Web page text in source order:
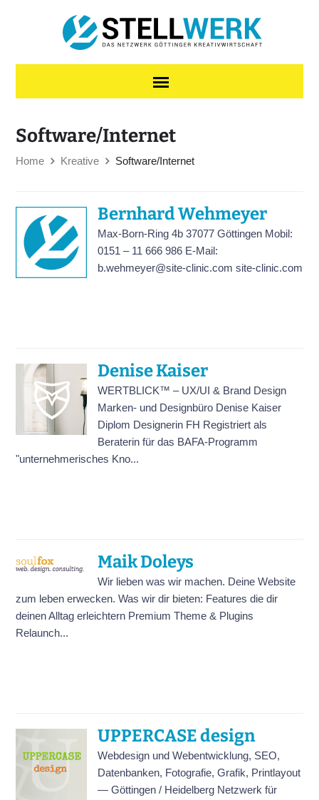
Software/Internet
Home Kreative Software/Internet
Bernhard Wehmeyer
Max-Born-Ring 4b 37077 Göttingen Mobil:
0151 – 11 666 986 E-Mail:
b.wehmeyer@site-clinic.com site-clinic.com
Denise Kaiser
WERTBLICK™ – UX/UI & Brand Design
Marken- und Designbüro Denise Kaiser
Diplom Designerin FH Registriert als
Beraterin für das BAFA-Programm
"unternehmerisches Kno...
Maik Doleys
Wir lieben was wir machen. Deine Website
zum leben erwecken. Was wir dir bieten: Features die dir
deinen Alltag erleichtern Premium Theme & Plugins
Relaunch...
UPPERCASE design
Webdesign und Webentwicklung, SEO,
Datenbanken, Fotografie, Grafik, Printlayout
— Göttingen / Heidelberg Netzwerk für